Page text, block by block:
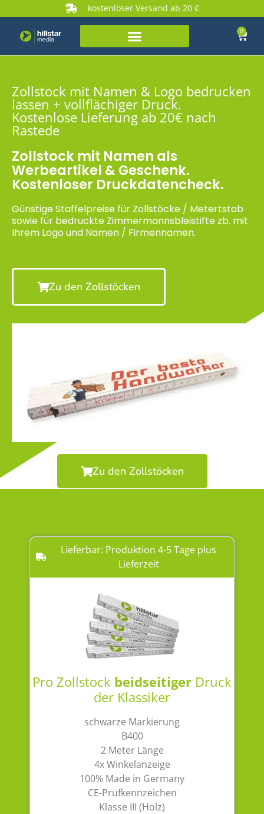
kostenloser Versand ab 20 €
0
Zollstock mit Namen & Logo bedrucken
lassen + vollflächiger Druck.
Kostenlose Lieferung ab 20€ nach
Rastede
Zollstock mit Namen als
Werbeartikel & Geschenk.
Kostenloser Druckdatencheck.
Günstige Staffelpreise für Zollstöcke / Metertstab
sowie für bedruckte Zimmermannsbleistifte zb. mit
Ihrem Logo und Namen / Firmennamen.
Zu den Zollstöcken
Zu den Zollstöcken
Lieferbar: Produktion 4-5 Tage plus
Lieferzeit
Pro Zollstock beidseitiger Druck
der Klassiker
schwarze Markierung
B400
2 Meter Länge
4x Winkelanzeige
100% Made in Germany
CE-Prüfkennzeichen
Klasse III (Holz)